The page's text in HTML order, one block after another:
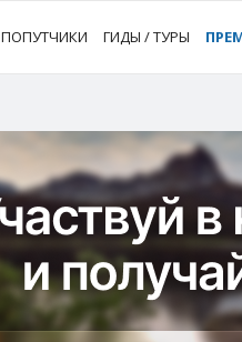
ПОПУТЧИКИ ГИДЫ / ТУРЫ